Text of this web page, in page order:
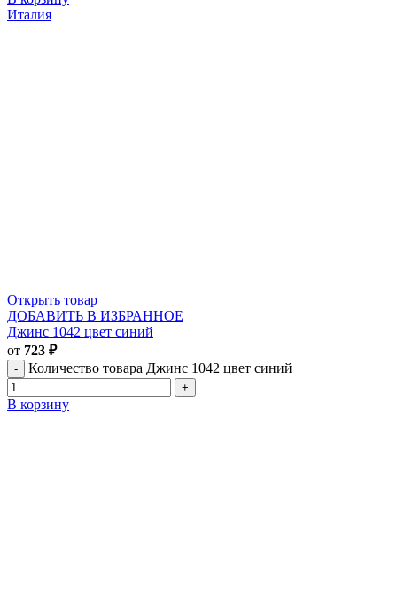
Италия
Открыть товар
ДОБАВИТЬ В ИЗБРАННОЕ
Джинс 1042 цвет синий
от 723 ₽
Количество товара Джинс 1042 цвет синий
В корзину